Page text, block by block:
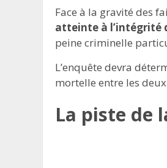
Face à la gravité des
atteinte à l’intégrité
peine criminelle
L’enquête devra
mortelle entre les
La piste de